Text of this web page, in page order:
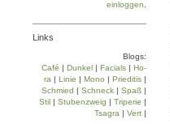
einloggen
Links
Blogs:
Café | Dun­kel | Facials | Ho­
ra | Linie | Mo­no | Prie­di­tis |
Schmied | Schneck | Spaß |
Stil | Stu­ben­zweig | Tri­pe­rie |
Tsa­gra | Vert |